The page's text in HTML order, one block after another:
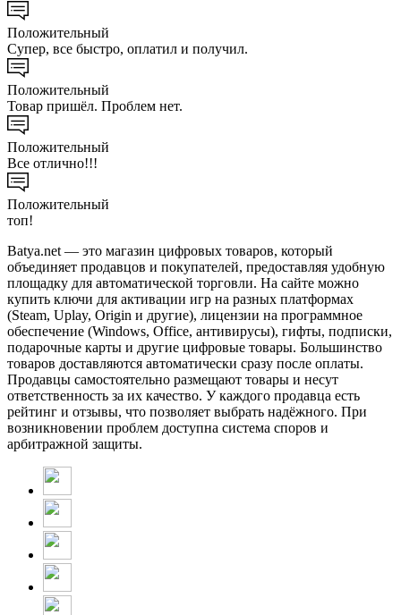
Положительный
Супер, все быстро, оплатил и получил.
Положительный
Товар пришёл. Проблем нет.
Положительный
Все отлично!!!
Положительный
топ!
Batya.net — это магазин цифровых товаров, который
объединяет продавцов и покупателей, предоставляя удобную
площадку для автоматической торговли. На сайте можно
купить ключи для активации игр на разных платформах
(Steam, Uplay, Origin и другие), лицензии на программное
обеспечение (Windows, Office, антивирусы), гифты, подписки,
подарочные карты и другие цифровые товары. Большинство
товаров доставляются автоматически сразу после оплаты.
Продавцы самостоятельно размещают товары и несут
ответственность за их качество. У каждого продавца есть
рейтинг и отзывы, что позволяет выбрать надёжного. При
возникновении проблем доступна система споров и
арбитражной защиты.